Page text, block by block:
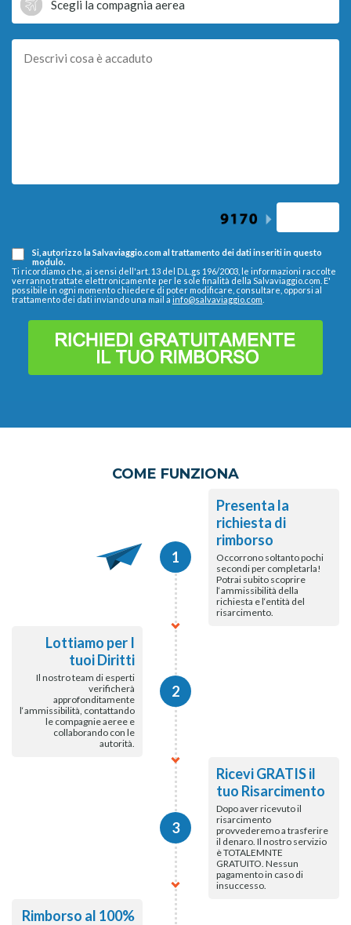
Si, autorizzo la Salvaviaggio.com al trattamento dei dati inseriti in questo
modulo.
Ti ricordiamo che, ai sensi dell'art. 13 del D.L.gs 196/2003, le informazioni raccolte
verranno trattate elettronicamente per le sole finalità della Salvaviaggio.com. E'
possibile in ogni momento chiedere di poter modificare, consultare, opporsi al
trattamento dei dati inviando una mail a info@salvaviaggio.com
COME FUNZIONA
1
Presenta la
richiesta di
rimborso
Occorrono soltanto pochi
secondi per completarla!
Potrai subito scoprire
l‘ammissibilità della
richiesta e l‘entità del
risarcimento.
Lottiamo per I
tuoi Diritti
Il nostro team di esperti
verificherà
approfonditamente
l‘ammissibilità, contattando
le compagnie aeree e
collaborando con le
autorità.
2
3
Ricevi GRATIS il
tuo Risarcimento
Dopo aver ricevuto il
risarcimento
provvederemo a trasferire
il denaro. Il nostro servizio
è TOTALEMNTE
GRATUITO. Nessun
pagamento in caso di
insuccesso.
Rimborso al 100%